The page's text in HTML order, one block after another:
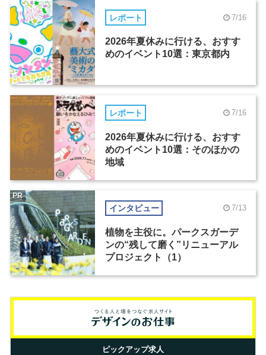
レポート 7/16
2026年夏休みに行ける、おすす
めのイベント10選：東京都内
レポート 7/16
2026年夏休みに行ける、おすす
めのイベント10選：そのほかの
地域
インタビュー 7/13
植物を主役に。パークスガーデ
ンの“残して磨く”リニューアル
プロジェクト（1）
PR
ピックアップ求人